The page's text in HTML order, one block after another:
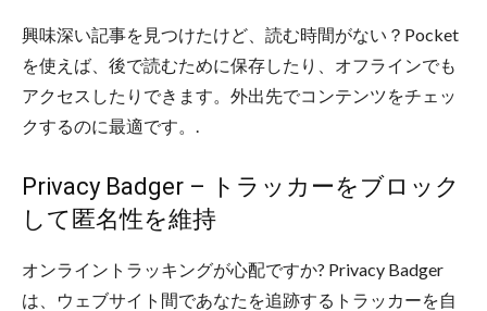
興味深い記事を見つけたけど、読む時間がない？Pocket
を使えば、後で読むために保存したり、オフラインでも
アクセスしたりできます。外出先でコンテンツをチェッ
クするのに最適です。.
Privacy Badger – トラッカーをブロック
して匿名性を維持
オンライントラッキングが心配ですか? Privacy Badger
は、ウェブサイト間であなたを追跡するトラッカーを自